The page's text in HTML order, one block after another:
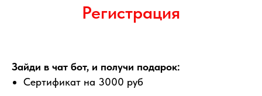
Регистрация
Зайди в чат бот, и получи подарок:
Сертификат на 3000 руб